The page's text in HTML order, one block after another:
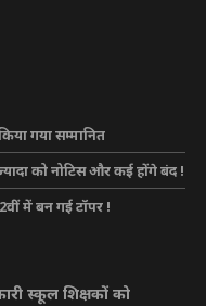
गया सम्मानित
को नोटिस और कई होंगे बंद !
में बन गई टॉपर !
स्कूल शिक्षकों को